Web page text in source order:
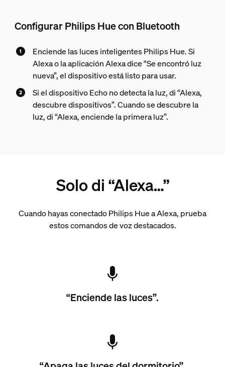
Configurar Philips Hue con Bluetooth
Enciende las luces inteligentes Philips Hue. Si
Alexa o la aplicación Alexa dice “Se encontró luz
nueva”, el dispositivo está listo para usar.
Si el dispositivo Echo no detecta la luz, di “Alexa,
descubre dispositivos”. Cuando se descubre la
luz, di “Alexa, enciende la primera luz”.
Solo di “Alexa…”
Cuando hayas conectado Philips Hue a Alexa, prueba
estos comandos de voz destacados.
“Enciende las luces”.